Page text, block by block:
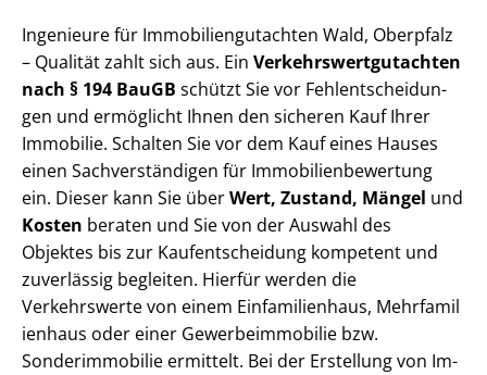
Ingenieure für Im­mo­bi­li­en­gut­ach­ten Wald, Oberpfalz
– Qualität zahlt sich aus. Ein Ver­kehrs­wert­gut­ach­ten
nach § 194 BauGB schützt Sie vor Fehl­ent­schei­dun­
gen und ermöglicht Ihnen den sicheren Kauf Ihrer
Immobilie. Schalten Sie vor dem Kauf eines Hauses
einen Sach­ver­stän­di­gen für Im­mo­bi­li­en­be­wer­tung
ein. Dieser kann Sie überWert, Zustand, Mängel und
Kosten beraten und Sie von der Auswahl des
Objektes bis zur Kauf­ent­schei­dung kompetent und
zuverlässig begleiten. Hierfür werden die
Verkehrswerte von einem Einfamilienhaus, Mehr­fa­mi­l
i­en­haus oder einer Ge­wer­be­im­mo­bi­lie bzw.
Sonderimmobilie ermittelt. Bei der Erstellung von Im­